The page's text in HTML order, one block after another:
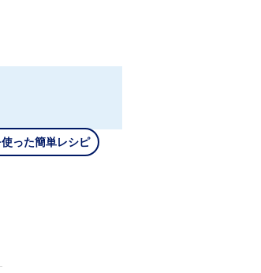
った簡単レシピ